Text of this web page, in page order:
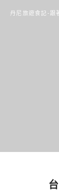
丹尼旅遊食記-跟